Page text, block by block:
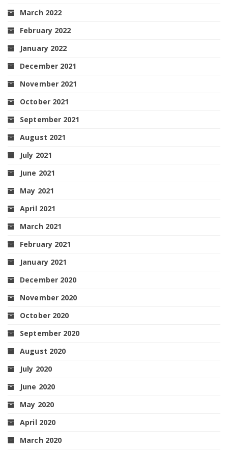
March 2022
February 2022
January 2022
December 2021
November 2021
October 2021
September 2021
August 2021
July 2021
June 2021
May 2021
April 2021
March 2021
February 2021
January 2021
December 2020
November 2020
October 2020
September 2020
August 2020
July 2020
June 2020
May 2020
April 2020
March 2020